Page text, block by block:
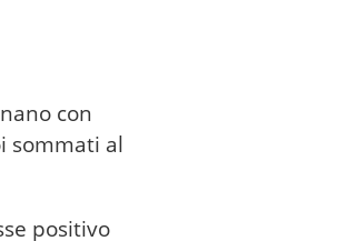
con
sommati al
positivo